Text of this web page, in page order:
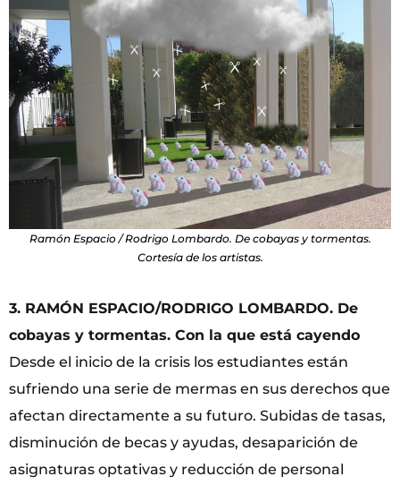
Ramón Espacio / Rodrigo Lombardo. De cobayas y tormentas.
Cortesía de los artistas.
3. RAMÓN ESPACIO/RODRIGO LOMBARDO. De
cobayas y tormentas. Con la que está cayendo
Desde el inicio de la crisis los estudiantes están
sufriendo una serie de mermas en sus derechos que
afectan directamente a su futuro. Subidas de tasas,
disminución de becas y ayudas, desaparición de
asignaturas optativas y reducción de personal